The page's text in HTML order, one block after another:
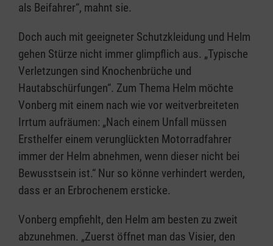
als Beifahrer“, mahnt sie.
Doch auch mit geeigneter Schutzkleidung und Helm
gehen Stürze nicht immer glimpflich aus. „Typische
Verletzungen sind Knochenbrüche und
Hautabschürfungen“. Zum Thema Helm möchte
Vonberg mit einem nach wie vor weitverbreiteten
Irrtum aufräumen: „Nach einem Unfall müssen
Ersthelfer einem verunglückten Motorradfahrer
immer der Helm abnehmen, wenn dieser nicht bei
Bewusstsein ist.“ Nur so könne verhindert werden,
dass er an Erbrochenem ersticke.
Vonberg empfiehlt, den Helm am besten zu zweit
abzunehmen. „Zuerst öffnet man das Visier, den